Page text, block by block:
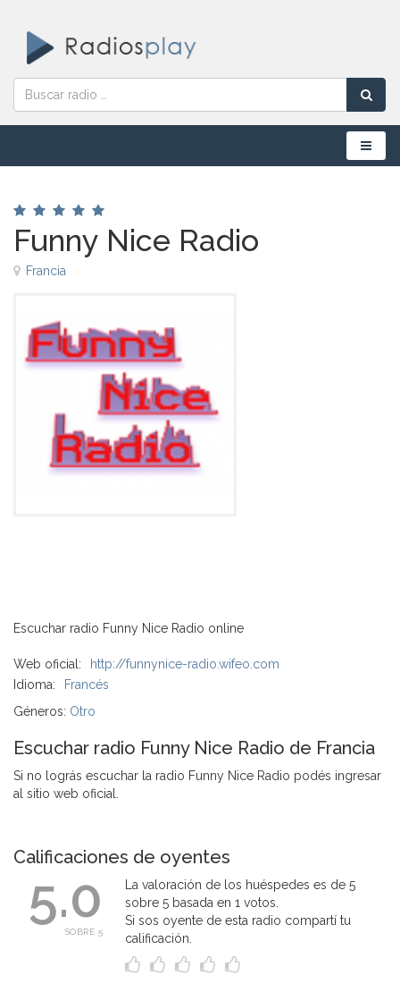
Menú
Funny Nice Radio
Francia
Escuchar radio Funny Nice Radio online
Web oficial:
http://funnynice-radio.wifeo.com
Idioma:
Francés
Géneros: Otro
Escuchar radio Funny Nice Radio de Francia
Si no lográs escuchar la radio Funny Nice Radio podés ingresar
al sitio web oficial.
Calificaciones de oyentes
5.0
SOBRE 5
La valoración de los huéspedes es de 5
sobre 5 basada en 1 votos.
Si sos oyente de esta radio compartí tu
calificación.